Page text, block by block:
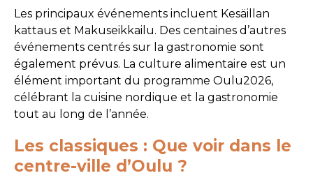
Les principaux événements incluent Kesäillan
kattaus et Makuseikkailu. Des centaines d’autres
événements centrés sur la gastronomie sont
également prévus. La culture alimentaire est un
élément important du programme Oulu2026,
célébrant la cuisine nordique et la gastronomie
tout au long de l’année.
Les classiques : Que voir dans le
centre-ville d’Oulu ?